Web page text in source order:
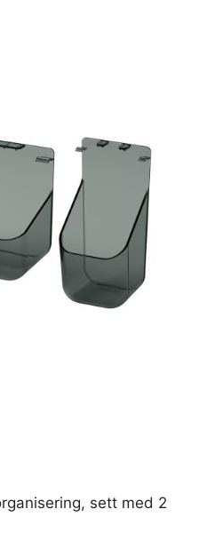
sett med 2